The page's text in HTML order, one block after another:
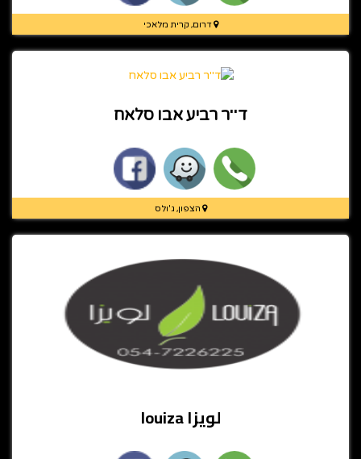
דרום, קרית מלאכי
ד''ר רביע אבו סלאח
הצפון, ג'ולס
لويزا louiza